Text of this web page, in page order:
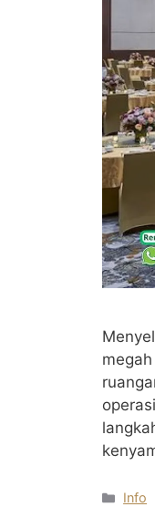
Info